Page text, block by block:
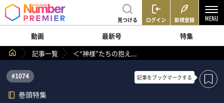
見つける ログイン 新規登録
動画 最新号
特集
記事一覧
＜“神様”たちの抱え...
#1074
巻頭特集
記事をブックマークする